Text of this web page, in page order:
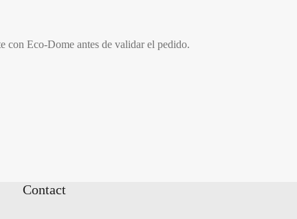
con Eco-Dome antes de validar el pedido.
Contact